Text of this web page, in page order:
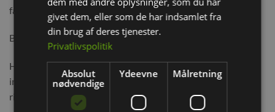
fans.
Bladene på stilkene er rige på specielt C-vitamin.
Her kan hele persilleplanten nydes, som har et naturligt højt
indhold af calcium, som er vigtig for at knoglerne kan vokse
rigtig.
givet dem, eller som de har indsamlet fra
din brug af deres tjenester.
Privatlivspolitik
Absolut
nødvendige
Ydeevne Målretning